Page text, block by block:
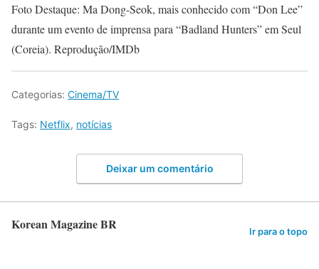
Foto Destaque: Ma Dong-Seok, mais conhecido com “Don Lee”
durante um evento de imprensa para “Badland Hunters” em Seul
(Coreia). Reprodução/IMDb
Categorias: Cinema/TV
Tags: Netflix, notícias
Deixar um comentário
Korean Magazine BR Ir para o topo